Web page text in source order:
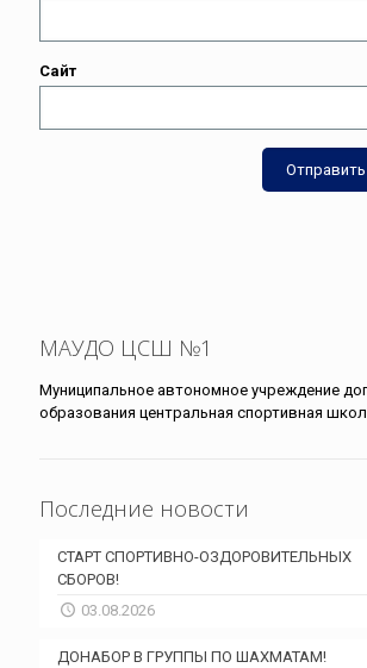
Сайт
МАУДО ЦСШ №1
Муниципальное автономное учреждение
образования центральная спортивная
Последние новости
СТАРТ СПОРТИВНО-ОЗДОРОВИТЕЛЬНЫХ
СБОРОВ!
03.08.2026
ДОНАБОР В ГРУППЫ ПО ШАХМАТАМ!